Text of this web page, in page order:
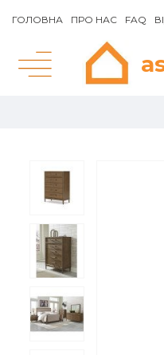
ГОЛОВНА ПРО НАС FAQ